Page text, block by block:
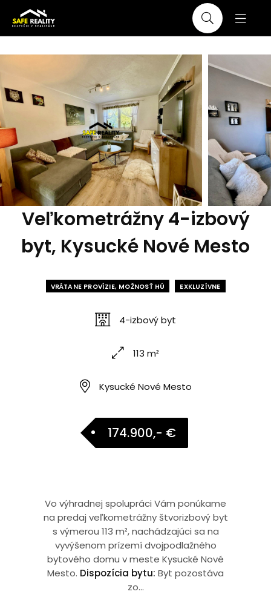
Veľkometrážny 4-izbový
byt, Kysucké Nové Mesto
VRÁTANE PROVÍZIE, MOŽNOSŤ HÚ EXKLUZÍVNE
4-izbový byt
113 m²
Kysucké Nové Mesto
174.900,- €
Vo výhradnej spolupráci Vám ponúkame
na predaj veľkometrážny štvorizbový byt
s výmerou 113 m², nachádzajúci sa na
vyvýšenom prízemí dvojpodlažného
bytového domu v meste Kysucké Nové
Mesto. Dispozícia bytu: Byt pozostáva
zo...